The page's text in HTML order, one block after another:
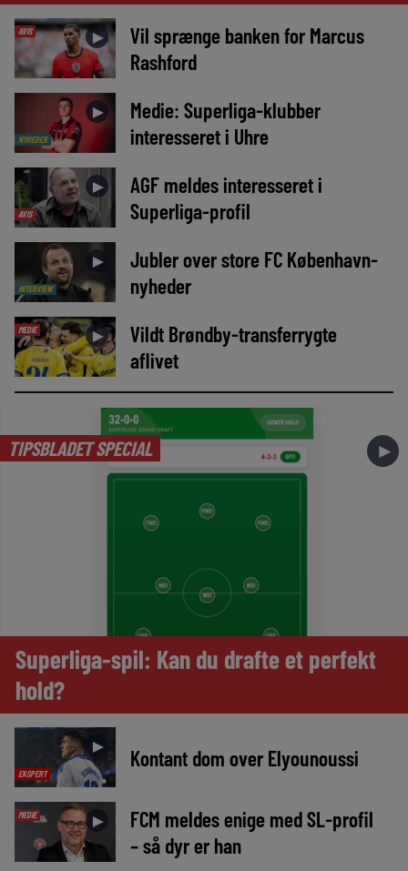
AVIS ►
Vil sprænge banken for Marcus
Rashford
NYHEDER
►
Medie: Superliga-klubber
interesseret i Uhre
AVIS
►
AGF meldes interesseret i
Superliga-profil
INTERVIEW
►
Jubler over store FC København-
nyheder
MEDIE ►
Vildt Brøndby-transferrygte
aflivet
TIPSBLADET SPECIAL ►
Superliga-spil: Kan du drafte et perfekt
hold?
EKSPERT
► Kontant dom over Elyounoussi
MEDIE ►
FCM meldes enige med SL-profil
– så dyr er han